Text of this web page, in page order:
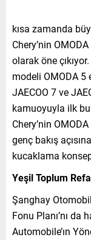
kısa zamanda
Chery’nin
olarak öne
modeli OMODA 5
JAECOO 7 ve
kamuoyuyla ilk
Chery’nin
genç bakış
kucaklama
Yeşil Toplum
Şanghay
Fonu Planı’nı
Automobile’ın